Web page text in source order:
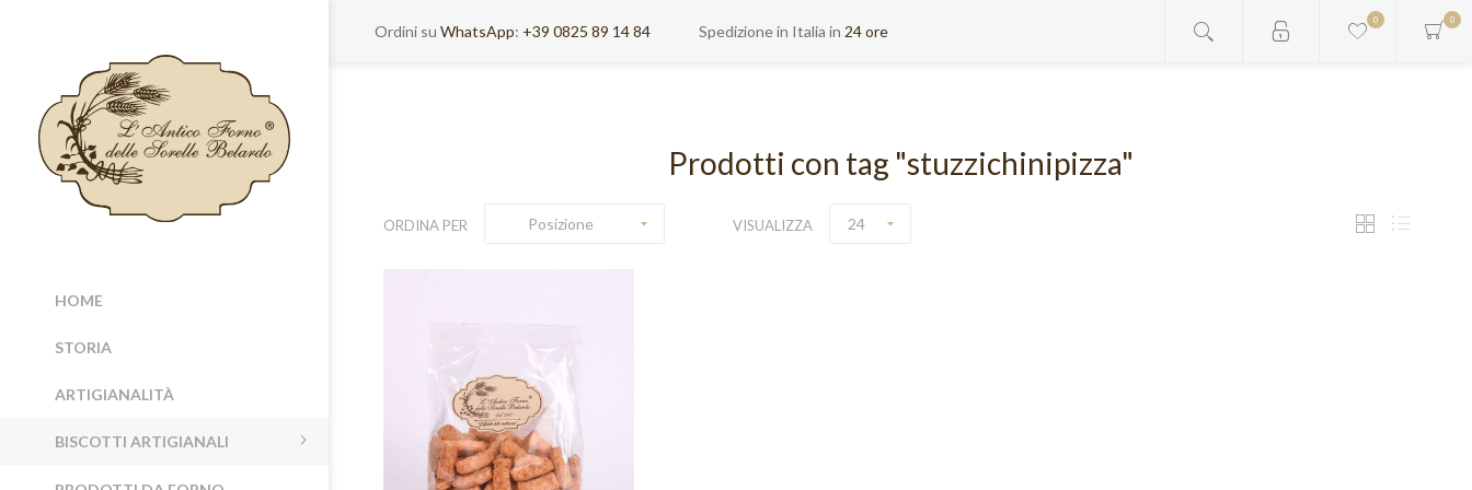
HOME
STORIA
ARTIGIANALITÀ
BISCOTTI ARTIGIANALI
0 0
Ordini su WhatsApp: +39 0825 89 14 84 Spedizione in Italia in 24 ore
Prodotti con tag "stuzzichinipizza"
ORDINA PER Posizione VISUALIZZA 24